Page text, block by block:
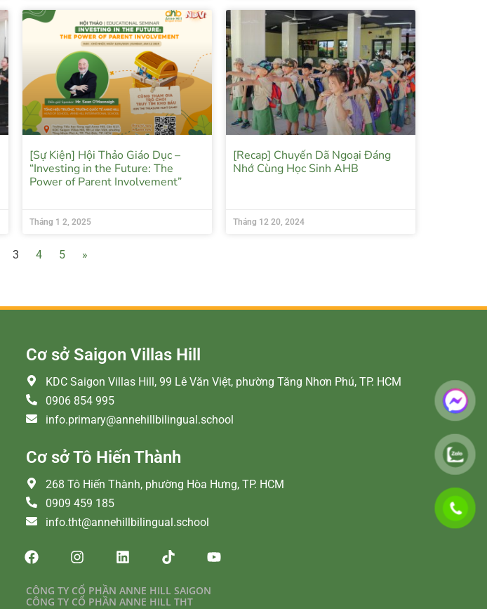
[Sự Kiện] Hội Thảo Giáo Dục –
“Investing in the Future: The
Power of Parent Involvement”
Tháng 1 2, 2025
[Recap] Chuyến Dã Ngoại Đáng
Nhớ Cùng Học Sinh AHB
Tháng 12 20, 2024
3 4 5 »
Cơ sở Saigon Villas Hill
KDC Saigon Villas Hill, 99 Lê Văn Việt, phường Tăng Nhơn Phú, TP. HCM
0906 854 995
info.primary@annehillbilingual.school
Cơ sở Tô Hiến Thành
268 Tô Hiến Thành, phường Hòa Hưng, TP. HCM
0909 459 185
info.tht@annehillbilingual.school
CÔNG TY CỔ PHẦN ANNE HILL SAIGON
CÔNG TY CỔ PHẦN ANNE HILL THT